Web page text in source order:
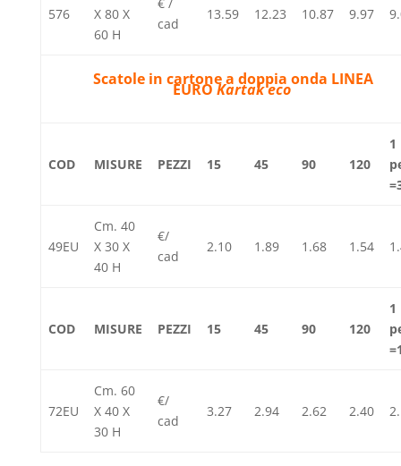
576
X 80 X
60 H
cad
13.59 12.23 10.87 9.97
Scatole in cartone adoppia onda LINEA
EUROKartak eco
COD MISURE PEZZI 15 45 90 120
1
49EU
Cm. 40
X 30 X
40 H
€/
cad
2.10 1.89 1.68 1.54
COD MISURE PEZZI 15 45 90 120
1
72EU
Cm. 60
X 40 X
30 H
€/
cad
3.27 2.94 2.62 2.40